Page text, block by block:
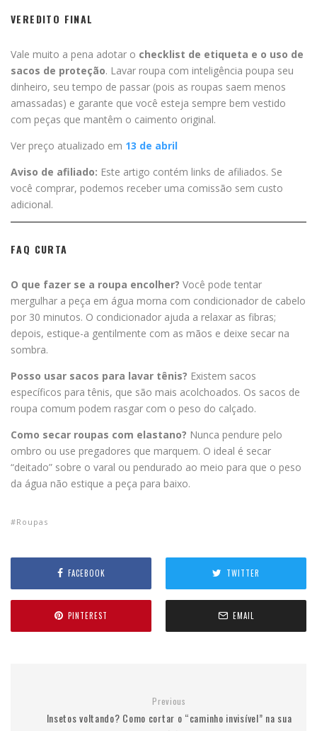
VEREDITO FINAL
Vale muito a pena adotar o checklist de etiqueta e o uso de
sacos de proteção. Lavar roupa com inteligência poupa seu
dinheiro, seu tempo de passar (pois as roupas saem menos
amassadas) e garante que você esteja sempre bem vestido
com peças que mantêm o caimento original.
Ver preço atualizado em 13 de abril
Aviso de afiliado: Este artigo contém links de afiliados. Se
você comprar, podemos receber uma comissão sem custo
adicional.
FAQ CURTA
O que fazer se a roupa encolher? Você pode tentar
mergulhar a peça em água morna com condicionador de cabelo
por 30 minutos. O condicionador ajuda a relaxar as fibras;
depois, estique-a gentilmente com as mãos e deixe secar na
sombra.
Posso usar sacos para lavar tênis? Existem sacos
específicos para tênis, que são mais acolchoados. Os sacos de
roupa comum podem rasgar com o peso do calçado.
Como secar roupas com elastano? Nunca pendure pelo
ombro ou use pregadores que marquem. O ideal é secar
“deitado” sobre o varal ou pendurado ao meio para que o peso
da água não estique a peça para baixo.
Roupas
FACEBOOK TWITTER
PINTEREST EMAIL
Previous
Insetos voltando? Como cortar o “caminho invisível” na sua